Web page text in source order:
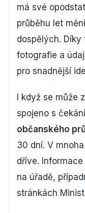
má své
průběhu let
dospělých.
fotografie a
pro snadnější
I když se může
spojeno s
občanského
30 dní. V
dříve.
na úřadě,
stránkách